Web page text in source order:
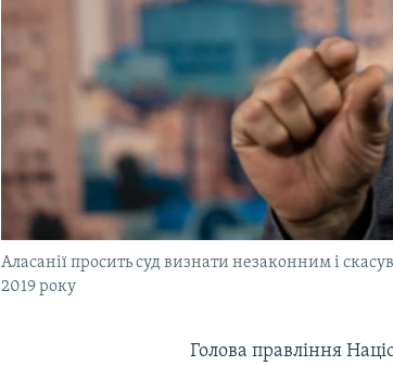
Аласанії просить суд визнати незаконним і
2019 року
Голова правління